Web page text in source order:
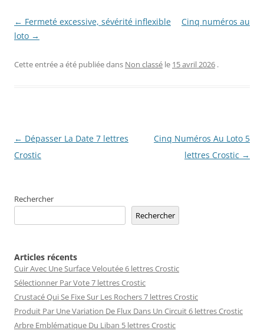
← Fermeté excessive, sévérité inflexible
Cinq numéros au
loto →
Cette entrée a été publiée dans Non classé le 15 avril 2026 .
Navigation
des
← Dépasser La Date 7 lettres
Crostic
Cinq Numéros Au Loto 5
lettres Crostic →
Rechercher
Rechercher
Articles récents
Cuir Avec Une Surface Veloutée 6 lettres Crostic
Sélectionner Par Vote 7 lettres Crostic
Crustacé Qui Se Fixe Sur Les Rochers 7 lettres Crostic
Produit Par Une Variation De Flux Dans Un Circuit 6 lettres Crostic
Arbre Emblématique Du Liban 5 lettres Crostic